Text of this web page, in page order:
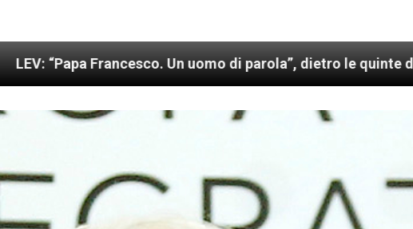
Un uomo di parola”, dietro le quinte dell’omonimo film di